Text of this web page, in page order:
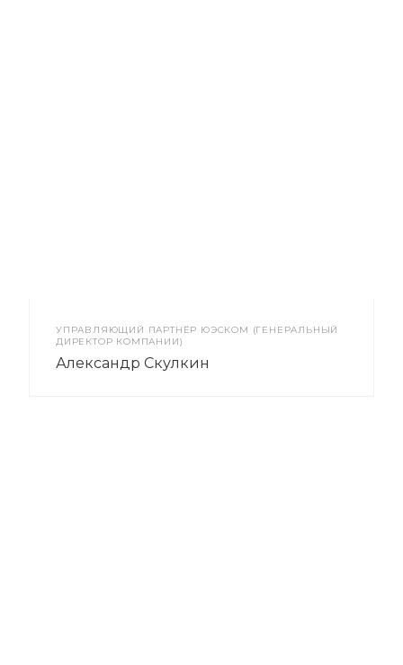
УПРАВЛЯЮЩИЙ ПАРТНЁР ЮЭСКОМ (ГЕНЕРАЛЬНЫЙ
ДИРЕКТОР КОМПАНИИ)
Александр Скулкин